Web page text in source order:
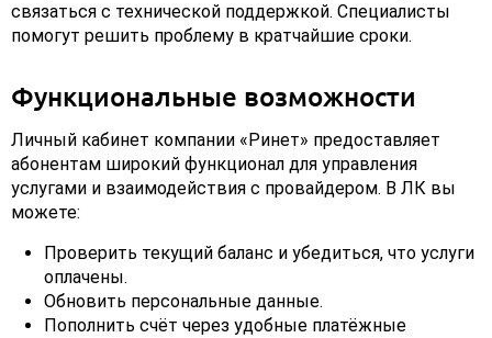
связаться с технической поддержкой. Специалисты
помогут решить проблему в кратчайшие сроки.
Функциональные возможности
Личный кабинет компании «Ринет» предоставляет
абонентам широкий функционал для управления
услугами и взаимодействия с провайдером. В ЛК вы
можете:
Проверить текущий баланс и убедиться, что услуги
оплачены.
Обновить персональные данные.
Пополнить счёт через удобные платёжные